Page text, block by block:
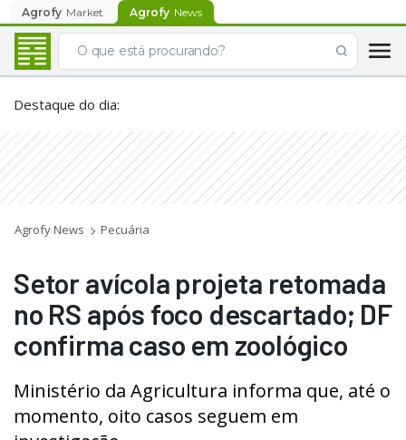
Agrofy Market Agrofy News
Destaque do dia:
Agrofy News Pecuária
Setor avícola projeta retomada
no RS após foco descartado; DF
confirma caso em zoológico
Ministério da Agricultura informa que, até o
momento, oito casos seguem em